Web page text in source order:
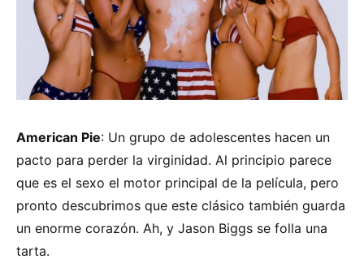
American Pie: Un grupo de adolescentes hacen un
pacto para perder la virginidad. Al principio parece
que es el sexo el motor principal de la película, pero
pronto descubrimos que este clásico también guarda
un enorme corazón. Ah, y Jason Biggs se folla una
tarta.